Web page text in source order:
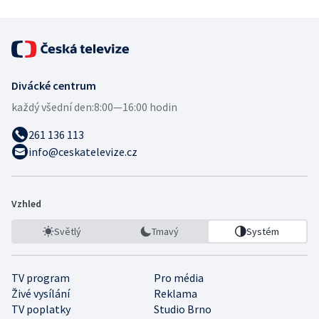
Divácké centrum
každý všední den:8:00—16:00 hodin
261 136 113
info@ceskatelevize.cz
Vzhled
Světlý Tmavý Systém
TV program
Pro média
Živé vysílání
Reklama
TV poplatky
Studio Brno